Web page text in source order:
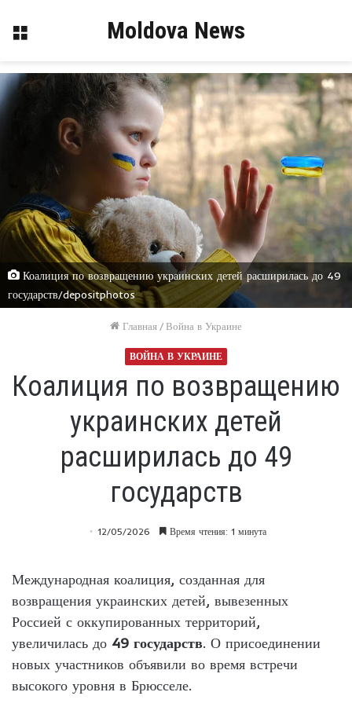
Меню Moldova News
Коалиция по возвращению украинских детей расширилась до 49
государств/depositphotos
Главная /Война в Украине
ВОЙНА В УКРАИНЕ
Коалиция по возвращению
украинских детей
расширилась до 49
государств
12/05/2026 Время чтения: 1 минута
Международная коалиция, созданная для
возвращения украинских детей, вывезенных
Россией с оккупированных территорий,
увеличилась до 49 государств. О присоединении
новых участников объявили во время встречи
высокого уровня в Брюсселе.